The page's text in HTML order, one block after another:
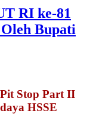
RI ke-81
Bupati
Stop Part II
HSSE